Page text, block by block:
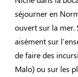
séjourner en
ouvert sur la mer.
aisément sur
de faire des
Malo) ou sur les